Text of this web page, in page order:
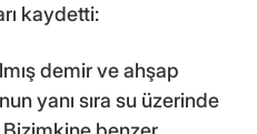
kaydetti:
demir ve ahşap
yanı sıra su üzerinde